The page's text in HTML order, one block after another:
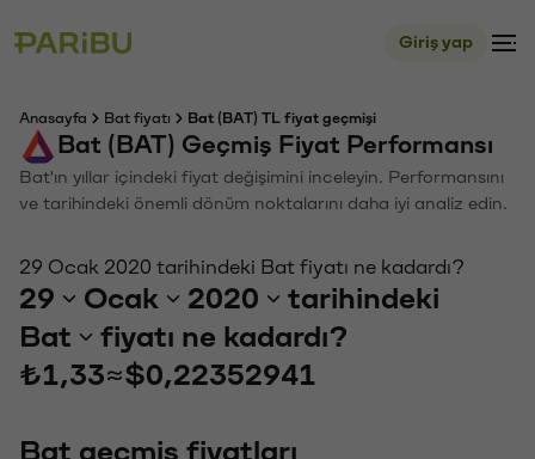
Giriş yap
Anasayfa Bat fiyatı Bat (BAT) TL fiyat geçmişi
Bat (BAT) Geçmiş Fiyat Performansı
Bat'ın yıllar içindeki fiyat değişimini inceleyin. Performansını
ve tarihindeki önemli dönüm noktalarını daha iyi analiz edin.
29 Ocak 2020 tarihindeki Bat fiyatı ne kadardı?
29 Ocak 2020
tarihindeki
Bat
fiyatı ne kadardı?
₺1,33≈$0,22352941
Bat geçmiş fiyatları